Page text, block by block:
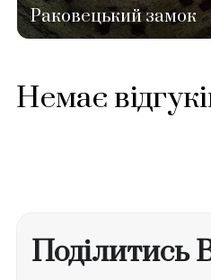
Раковецький замок
Немає
Поділитись